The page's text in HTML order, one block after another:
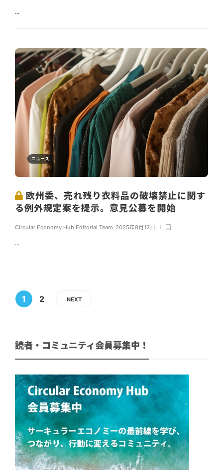
...
ニュース
欧州委、売れ残り衣料品の破壊禁止に関す
る例外規定案を提示。意見公募を開始
Circular Economy Hub Editorial Team, 2025年8月12日
...
1 2 NEXT
読者・コミュニティ会員募集中！